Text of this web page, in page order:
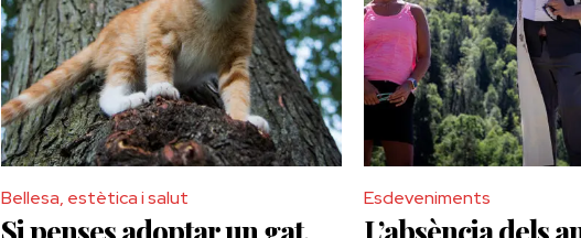
i, en alguns casos,
Bellesa, estètica i salut Esdeveniments